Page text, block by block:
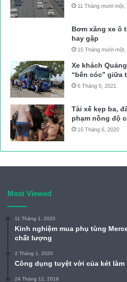
11 Tháng mười một,
Bơm xăng xe ô
hay gặp
15 Tháng mười một,
Xe khách
“bến cóc” giữa
6 Tháng 5, 2021
Tài xế kẹp ba,
phạm nồng độ
15 Tháng 6, 2020
Most Viewed
11 Tháng 1, 2020
Kinh nghiệm mua phụ tùng
chất lượng
2 Tháng 1, 2020
Công dụng tuyệt vời của két làm
24 Tháng 12, 2019